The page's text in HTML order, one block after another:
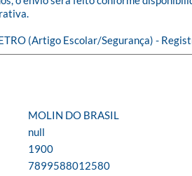
(Artigo Escolar/Segurança) -
MOLIN DO BRASIL
null
1900
7899588012580